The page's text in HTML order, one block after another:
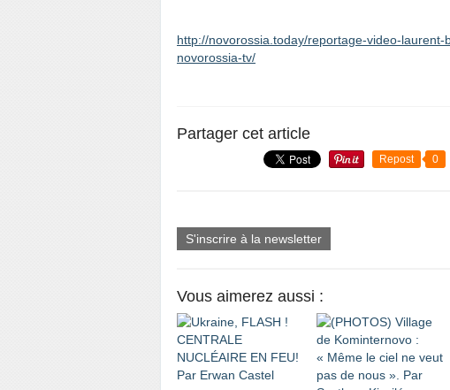
http://novorossia.today/reportage-video-
novorossia-tv/
Partager cet article
Repost 0
S'inscrire à la newsletter
Vous aimerez aussi :